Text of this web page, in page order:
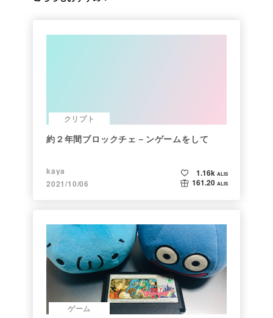
クリプト
約２年間ブロックチェ－ンゲームをして
kaya
2021/10/06
1.16k ALIS
161.20 ALIS
ゲーム